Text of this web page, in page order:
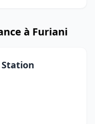
à Furiani